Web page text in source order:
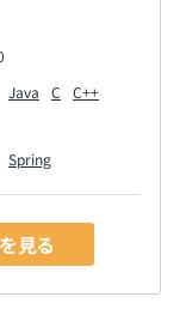
Java C
C++
Spring
見る